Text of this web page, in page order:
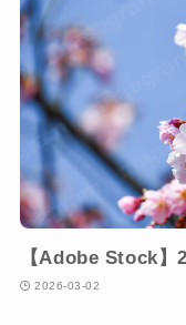
【Adobe Stock】
2026-03-02